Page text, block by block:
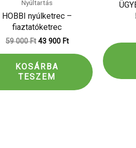
Nyúltartás
HOBBI nyúlketrec –
fiaztatóketrec
59 000Ft 43 900 Ft
KOSÁRBA
TESZEM